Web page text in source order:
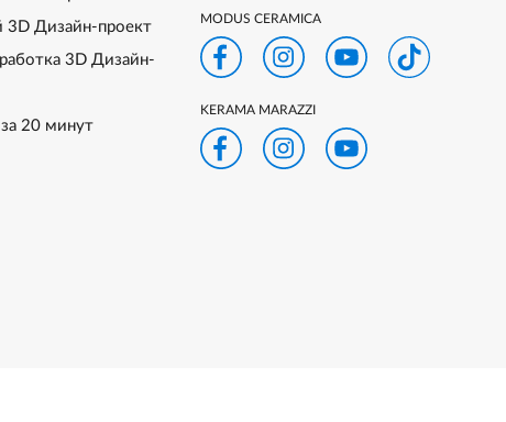
3D Дизайн-проект
3D Дизайн-
20 минут
MODUS CERAMICA
KERAMA MARAZZI